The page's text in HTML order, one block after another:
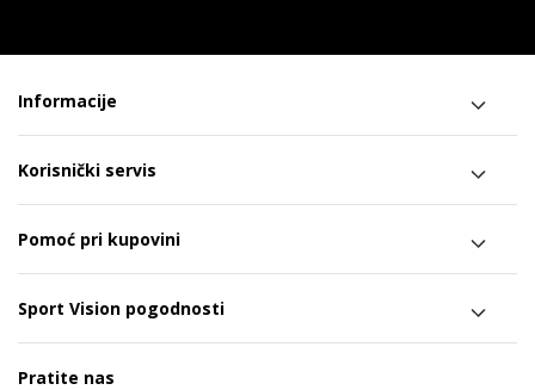
Informacije
Korisnički servis
Pomoć pri kupovini
Sport Vision pogodnosti
Pratite nas